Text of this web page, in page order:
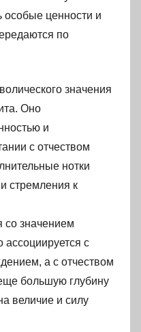
ценности и
по
значения
Оно
и
с отчеством
нотки
стремления к
значением
ассоциируется с
а с отчеством
большую глубину
величие и силу